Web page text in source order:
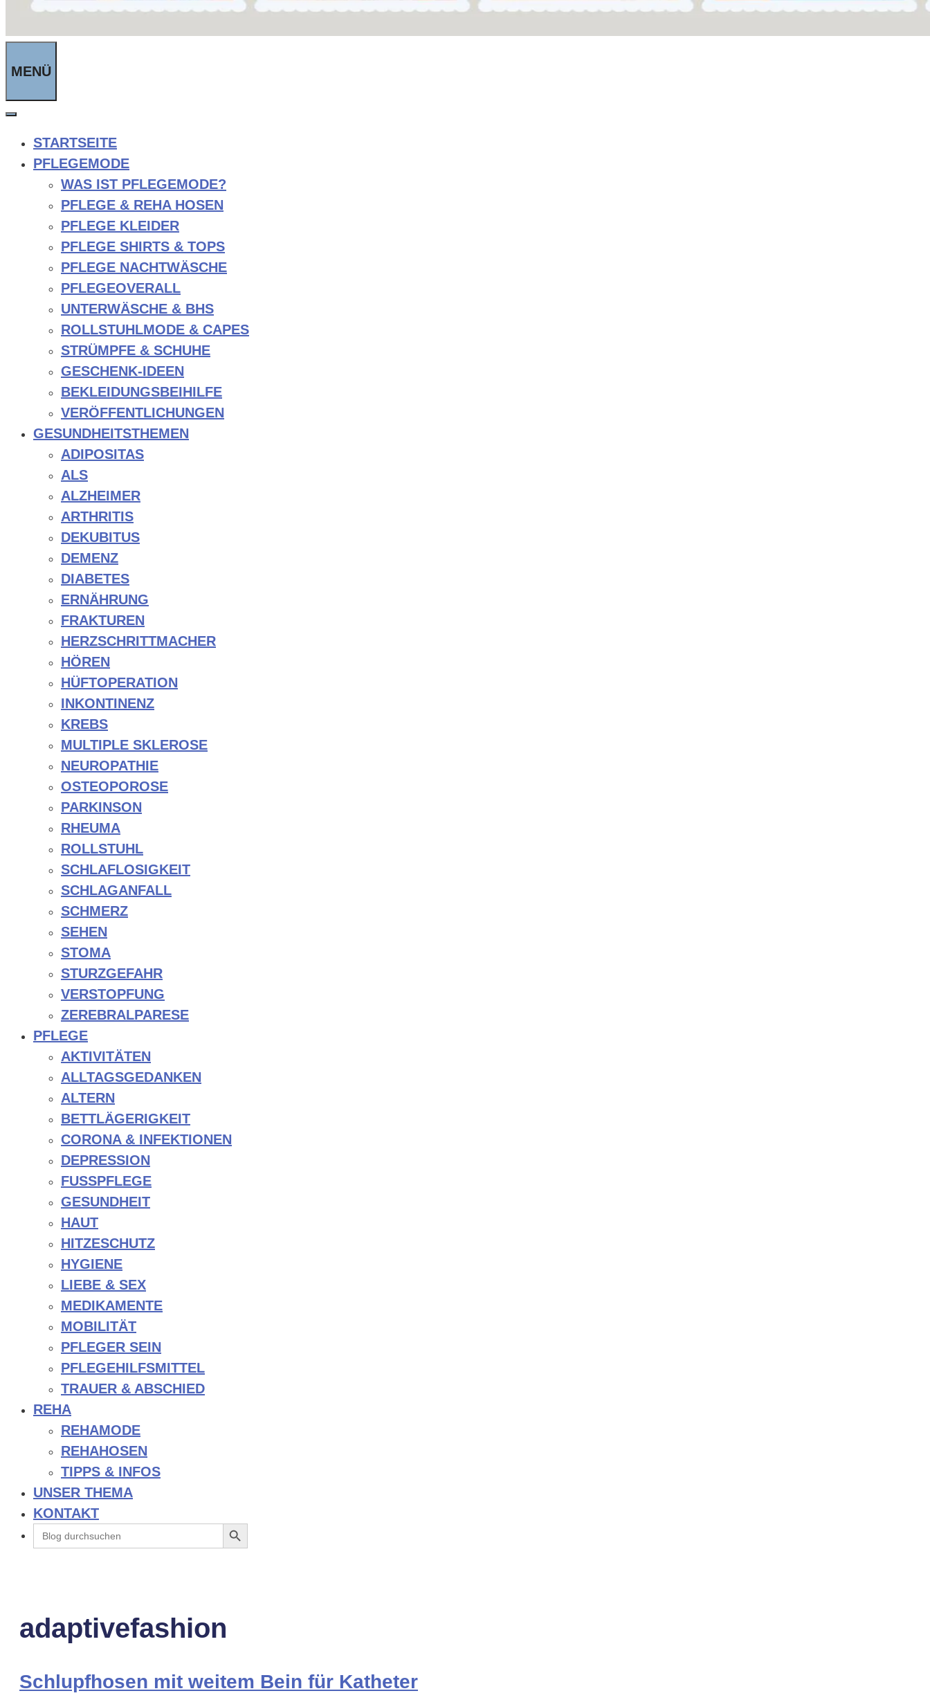
MENÜ
STARTSEITE
PFLEGEMODE
WAS IST PFLEGEMODE?
PFLEGE & REHA HOSEN
PFLEGE KLEIDER
PFLEGE SHIRTS & TOPS
PFLEGE NACHTWÄSCHE
PFLEGEOVERALL
UNTERWÄSCHE & BHS
ROLLSTUHLMODE & CAPES
STRÜMPFE & SCHUHE
GESCHENK-IDEEN
BEKLEIDUNGSBEIHILFE
VERÖFFENTLICHUNGEN
GESUNDHEITSTHEMEN
ADIPOSITAS
ALS
ALZHEIMER
ARTHRITIS
DEKUBITUS
DEMENZ
DIABETES
ERNÄHRUNG
FRAKTUREN
HERZSCHRITTMACHER
HÖREN
HÜFTOPERATION
INKONTINENZ
KREBS
MULTIPLE SKLEROSE
NEUROPATHIE
OSTEOPOROSE
PARKINSON
RHEUMA
ROLLSTUHL
SCHLAFLOSIGKEIT
SCHLAGANFALL
SCHMERZ
SEHEN
STOMA
STURZGEFAHR
VERSTOPFUNG
ZEREBRALPARESE
PFLEGE
AKTIVITÄTEN
ALLTAGSGEDANKEN
ALTERN
BETTLÄGERIGKEIT
CORONA & INFEKTIONEN
DEPRESSION
FUSSPFLEGE
GESUNDHEIT
HAUT
HITZESCHUTZ
HYGIENE
LIEBE & SEX
MEDIKAMENTE
MOBILITÄT
PFLEGER SEIN
PFLEGEHILFSMITTEL
TRAUER & ABSCHIED
REHA
REHAMODE
REHAHOSEN
TIPPS & INFOS
UNSER THEMA
KONTAKT
Search
for:
Search Button
adaptivefashion
Schlupfhosen mit weitem Bein für Katheter